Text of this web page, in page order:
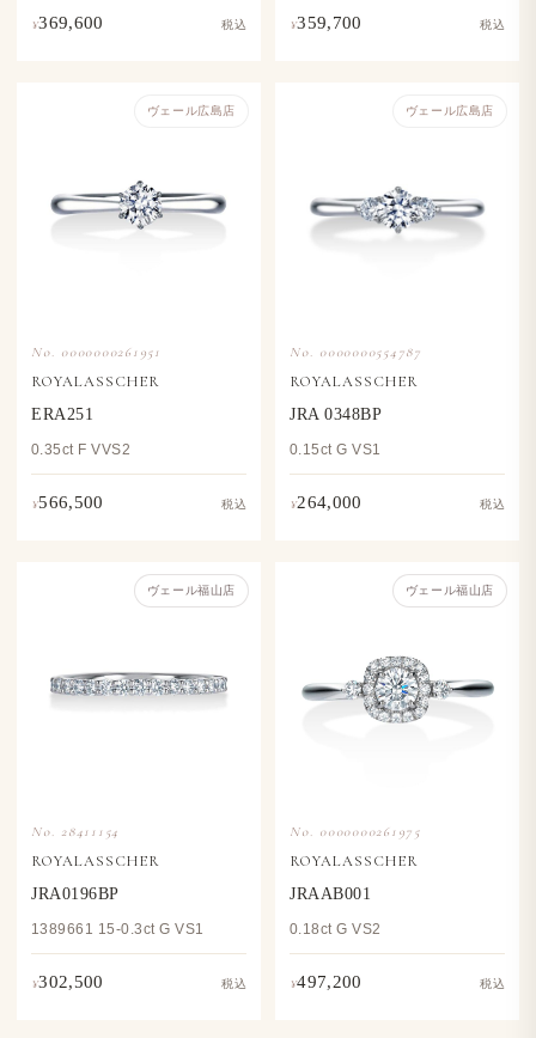
¥369,600 税込 ¥359,700 税込
ヴェール​広島店
No. 0000000261951
ROYALASSCHER
ERA251
0.35ct F VVS2
¥566,500 税込
ヴェール​広島店
No. 0000000554787
ROYALASSCHER
JRA 0348BP
0.15ct G VS1
¥264,000 税込
ヴェール福山店
No. 28411154
ROYALASSCHER
JRA0196BP
1389661 15-0.3ct G VS1
¥302,500 税込
ヴェール福山店
No. 0000000261975
ROYALASSCHER
JRAAB001
0.18ct G VS2
¥497,200 税込